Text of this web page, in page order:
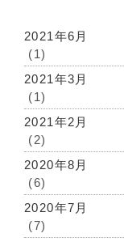
2021年6月
(1)
2021年3月
(1)
2021年2月
(2)
2020年8月
(6)
2020年7月
(7)